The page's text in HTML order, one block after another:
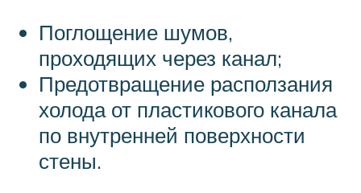
Поглощение шумов,
проходящих через канал;
Предотвращение расползания
холода от пластикового канала
по внутренней поверхности
стены.